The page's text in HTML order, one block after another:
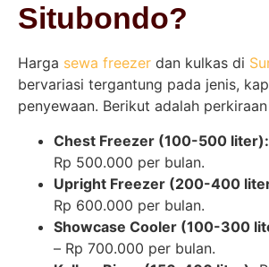
Situbondo?
Harga sewa freezer dan kulkas di
bervariasi tergantung pada jenis,
penyewaan. Berikut adalah
Chest Freezer (100-500 liter):
Rp 500.000 per bulan.
Upright Freezer (200-400
Rp 600.000 per bulan.
Showcase Cooler (100-300
– Rp 700.000 per bulan.